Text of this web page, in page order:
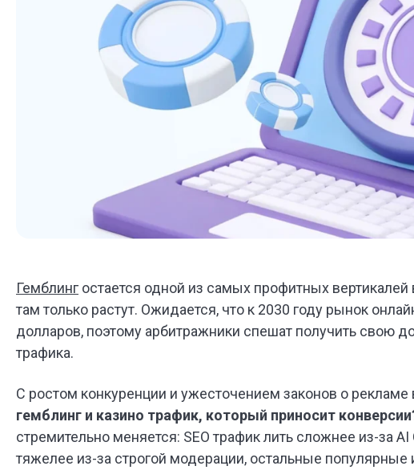
Гемблинг остается одной из самых профитных
там только растут. Ожидается, что к 2030 году рынок
долларов, поэтому арбитражники спешат получить свою
трафика.
С ростом конкуренции и ужесточением законов о рекламе
гемблинг и казино трафик, который приносит
стремительно меняется: SEO трафик лить сложнее из-за
тяжелее из-за строгой модерации, остальные